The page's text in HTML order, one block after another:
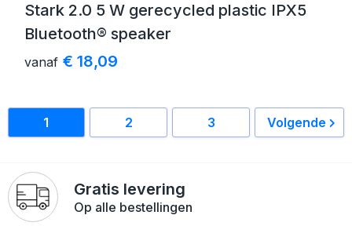
Stark 2.0 5 W gerecycled plastic IPX5
Bluetooth® speaker
vanaf € 18,09
1 2 3 Volgende
Gratis levering
Op alle bestellingen